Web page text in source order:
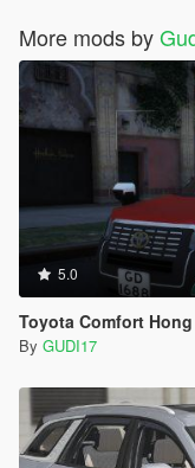
More mods by
5.0
Toyota Comfort
By GUDI17